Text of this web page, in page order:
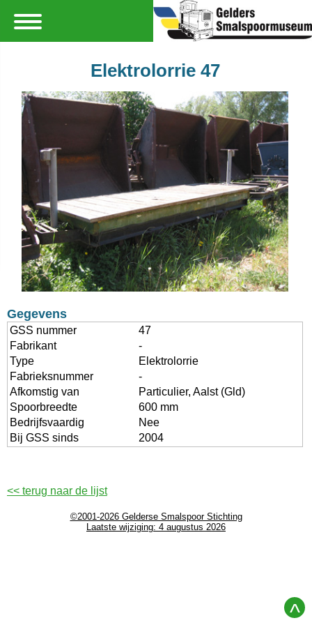
Elektrolorrie 47
Gegevens
GSS nummer
47
Fabrikant
-
Type
Elektrolorrie
Fabrieksnummer
-
Afkomstig van
Particulier, Aalst (Gld)
Spoorbreedte
600 mm
Bedrijfsvaardig
Nee
Bij GSS sinds
2004
<< terug naar de lijst
©2001-2026 Gelderse Smalspoor Stichting
Laatste wijziging: 4 augustus 2026
^